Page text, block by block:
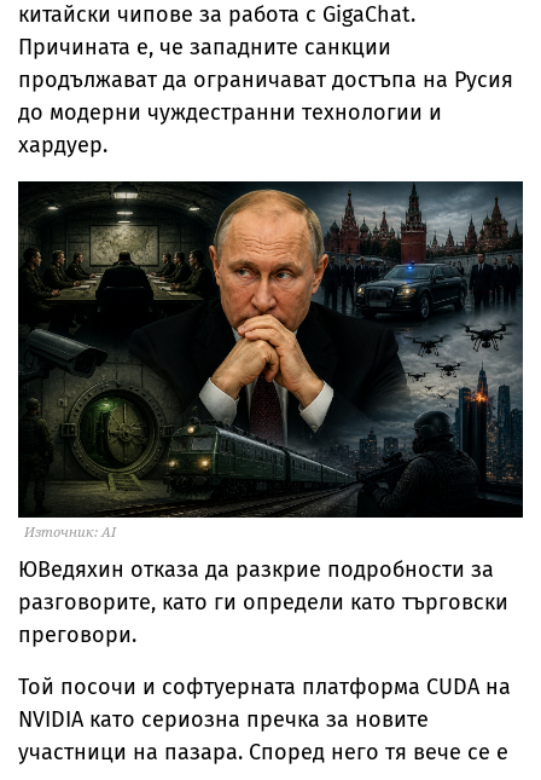
китайски чипове за работа с GigaChat.
Причината е, че западните санкции
продължават да ограничават достъпа на Русия
до модерни чуждестранни технологии и
хардуер.
Източник: AI
ЮВедяхин отказа да разкрие подробности за
разговорите, като ги определи като търговски
преговори.
Той посочи и софтуерната платформа CUDA на
NVIDIA като сериозна пречка за новите
участници на пазара. Според него тя вече се е